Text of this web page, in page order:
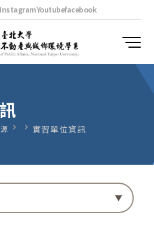
InstagramYoutubefacebook
navigate_next navigate_next 實習單位資訊